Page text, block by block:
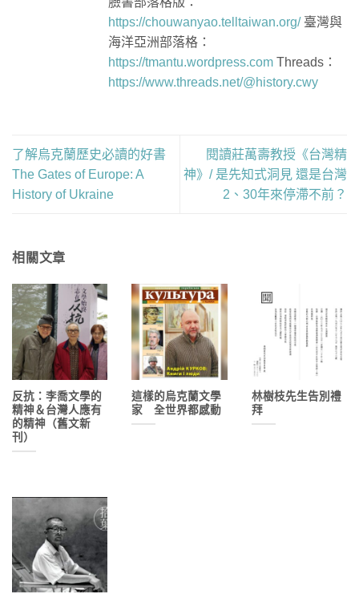
https://chouwanyao.telltaiwan.org/臺灣與
海洋亞洲部落格：
https://tmantu.wordpress.com Threads：
https://www.threads.net/@history.cwy
了解烏克蘭歷史必讀的好書
The Gates of Europe: A
History of Ukraine
閱讀莊萬壽教授《台灣精
神》/ 是先知式洞見 還是台灣
2、30年來停滯不前？
相關文章
反抗：李喬文學的
精神＆台灣人應有
的精神（舊文新
刊）
這樣的烏克蘭文學
家 全世界都感動
林樹枝先生告別禮
拜